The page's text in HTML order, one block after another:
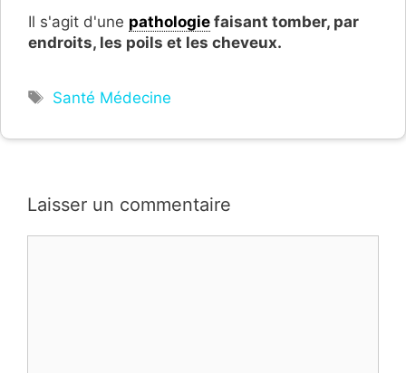
Il s'agit d'une pathologie faisant tomber, par
endroits, les poils et les cheveux.
Étiquettes
Santé Médecine
Laisser un commentaire